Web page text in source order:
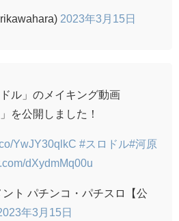
2023年3月15日
ル」のメイキング動画
を公開しました！
YwJY30qlkC #スロドル#河原
dXydmMq00u
ト パチンコ・パチスロ【公
年3月15日